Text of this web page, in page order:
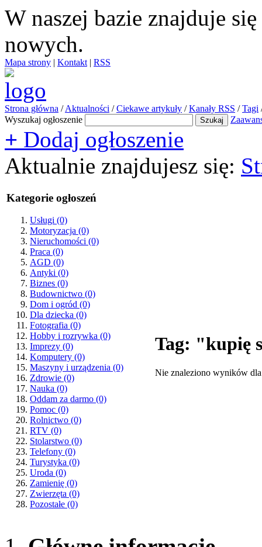
W naszej bazie znajduje się
nowych.
Mapa strony | Kontakt | RSS
Strona główna / Aktualności / Ciekawe artykuły / Kanały RSS / Tagi
Wyszukaj ogłoszenie
+ Dodaj ogłoszenie
Aktualnie znajdujesz się:
Kategorie ogłoszeń
Usługi (0)
Motoryzacja (0)
Nieruchomości (0)
Praca (0)
AGD (0)
Antyki (0)
Biznes (0)
Budownictwo (0)
Dom i ogród (0)
Dla dziecka (0)
Fotografia (0)
Hobby i rozrywka (0)
Imprezy (0)
Komputery (0)
Maszyny i urządzenia (0)
Zdrowie (0)
Nauka (0)
Oddam za darmo (0)
Pomoc (0)
Rolnictwo (0)
RTV (0)
Stolarstwo (0)
Telefony (0)
Turystyka (0)
Uroda (0)
Zamienię (0)
Zwierzęta (0)
Pozostałe (0)
Tag: "kupię
Nie znaleziono wyników